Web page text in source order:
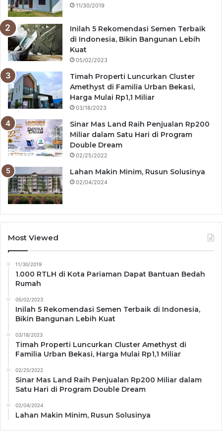
11/30/2019
Inilah 5 Rekomendasi Semen Terbaik
di Indonesia, Bikin Bangunan Lebih
Kuat
05/02/2023
Timah Properti Luncurkan Cluster
Amethyst di Familia Urban Bekasi,
Harga Mulai Rp1,1 Miliar
03/18/2023
Sinar Mas Land Raih Penjualan Rp200
Miliar dalam Satu Hari di Program
Double Dream
02/25/2022
Lahan Makin Minim, Rusun Solusinya
02/04/2024
Most Viewed
11/30/2019
1.000 RTLH di Kota Pariaman Dapat Bantuan Bedah
Rumah
05/02/2023
Inilah 5 Rekomendasi Semen Terbaik di Indonesia,
Bikin Bangunan Lebih Kuat
03/18/2023
Timah Properti Luncurkan Cluster Amethyst di
Familia Urban Bekasi, Harga Mulai Rp1,1 Miliar
02/25/2022
Sinar Mas Land Raih Penjualan Rp200 Miliar dalam
Satu Hari di Program Double Dream
02/04/2024
Lahan Makin Minim, Rusun Solusinya